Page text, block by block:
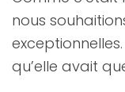
nous
qu’elle avait